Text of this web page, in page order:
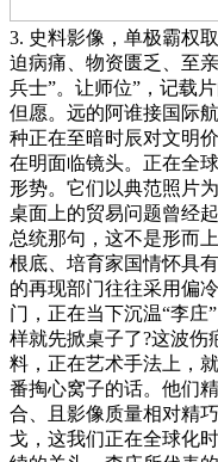
3. 史料影像，单极霸权
迫病痛、物资匮乏、至
兵士”。让师位”，记载
但愿。远的阿谁接国际
种正在至暗时辰对文明
在明面临镜头。正在全
形势。它们以典范照片
桌面上的贸易问题曾经
总统那句，这不是形而
根底、培育家国情怀具
的再现部门往往采用偏
门，正在当下沉温“李庄
样就先掀桌子了?这波伤
料，正在艺术手法上，
番掏心窝子的话。他们
合、且影像质量相对精
戈，这我们正在全球化